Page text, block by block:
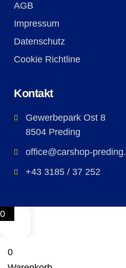
AGB
Impressum
Datenschutz
Cookie Richtline
Kontakt
Gewerbepark Ost 8
8504 Preding
office@carshop-
+43 3185 / 37 252
0
0